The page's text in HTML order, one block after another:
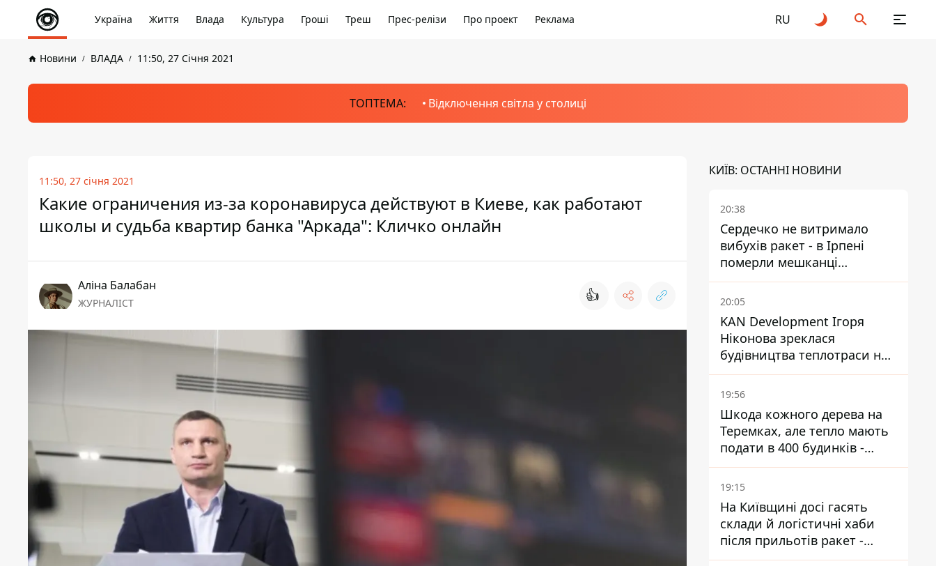
Україна Життя Влада Культура Гроші Треш Прес-релізи Про проект Реклама RU
Новини ВЛАДА 11:50, 27 Січня 2021
ТОПТЕМА: Відключення світла у столиці
11:50, 27 січня 2021
Какие ограничения из-за коронавируса действуют в Киеве, как работают
школы и судьба квартир банка "Аркада": Кличко онлайн
Аліна Балабан
ЖУРНАЛІСТ 👍
КИЇВ: ОСТАННІ НОВИНИ
20:38
Сердечко не витримало
вибухів ракет - в Ірпені
померли мешканці
притулку для собак з
інвалідністю
20:05
KAN Development Ігоря
Ніконова зреклася
будівництва теплотраси на
Теремках
19:56
Шкода кожного дерева на
Теремках, але тепло мають
подати в 400 будинків -
депутатка Київради
19:15
На Київщині досі гасять
склади й логістичні хаби
після прильотів ракет -
ДСНС